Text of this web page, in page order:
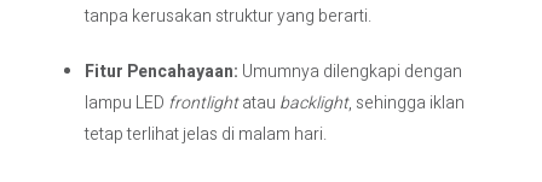
tanpa kerusakan struktur yang berarti.
Fitur Pencahayaan: Umumnya dilengkapi dengan
lampu LED frontlightatau backlight, sehingga iklan
tetap terlihat jelas di malam hari.